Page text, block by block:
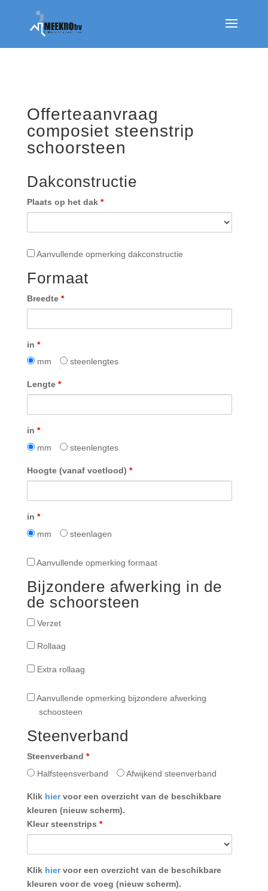
Offerteaanvraag
composiet steenstrip
schoorsteen
Dakconstructie
Plaats op het dak *
Aanvullende
dakconstructie
Aanvullende opmerking dakconstructie
Formaat
Breedte *
in *
mm
steenlengtes
Lengte *
in *
mm
steenlengtes
Hoogte (vanaf voetlood) *
in *
mm
steenlagen
Aanvullende
formaat
Aanvullende opmerking formaat
Bijzondere afwerking in de
de schoorsteen
Optioneel:
Verzet
Rollaag
Rollaag
Extra
Extra rollaag
Aanvullende
opmerking
afwerking
schoosteen
Aanvullende opmerking bijzondere afwerking
schoosteen
Steenverband
Steenverband *
Halfsteensverband
Afwijkend steenverband
Klik hiervoor een overzicht van de beschikbare
kleuren (nieuw scherm).
Kleur steenstrips *
Klik hiervoor een overzicht van de beschikbare
kleuren voor de voeg (nieuw scherm).